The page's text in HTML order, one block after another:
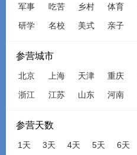
军事 吃苦 乡村 体育
研学
名校 美式 亲子
参营城市
北京 上海 天津 重庆
浙江
江苏 山东 河南
参营天数
1天 3天 4天 5天 6天